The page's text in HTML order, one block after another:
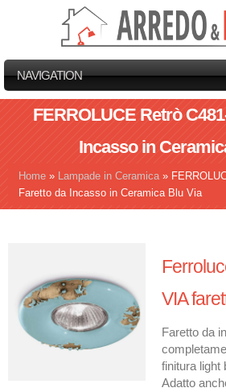
NAVIGATION
FERROLUCE Retrò
Incasso in
Tu sei qui
Home » Lampade in Ceramica »
Faretto da Incasso in Ceramica Blu Via
VIA
Faretto da
finitura light
Adatto